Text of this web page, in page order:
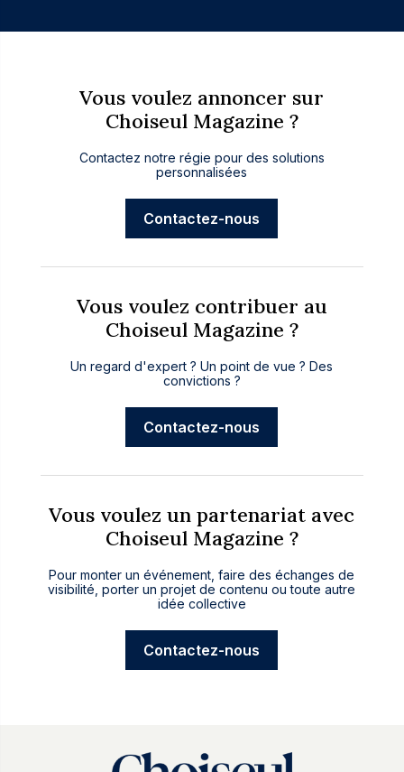
Vous voulez annoncer sur
Choiseul Magazine ?
Contactez notre régie pour des solutions
personnalisées
Contactez-nous
Vous voulez contribuer au
Choiseul Magazine ?
Un regard d'expert ? Un point de vue ? Des
convictions ?
Contactez-nous
Vous voulez un partenariat avec
Choiseul Magazine ?
Pour monter un événement, faire des échanges de
visibilité, porter un projet de contenu ou toute autre
idée collective
Contactez-nous